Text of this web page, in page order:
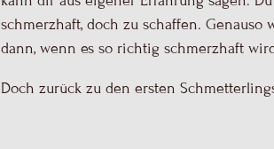
schmerzhaft, doch zu schaffen. Genauso
dann, wenn es so richtig schmerzhaft
Doch zurück zu den ersten